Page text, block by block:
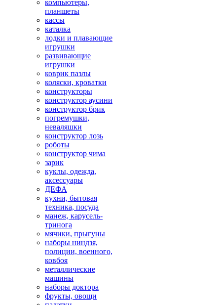
компьютеры,
планшеты
кассы
каталка
лодки и плавающие
игрушки
развивающие
игрушки
коврик пазлы
коляски, кроватки
конструкторы
конструктор аусини
конструктор брик
погремушки,
неваляшки
конструктор лозь
роботы
конструктор чима
зарик
куклы, одежда,
аксессуары
ДЕФА
кухни, бытовая
техника, посуда
манеж, карусель-
тринога
мячики, прыгуны
наборы ниндзя,
полиции, военного,
ковбоя
металлические
машины
наборы доктора
фрукты, овощи